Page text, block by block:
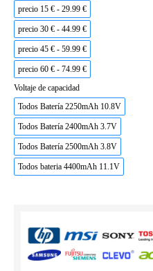
precio 15 € - 29.99 €
precio 30 € - 44.99 €
precio 45 € - 59.99 €
precio 60 € - 74.99 €
Voltaje de capacidad
Todos Batería 2250mAh 10.8V
Todos Batería 2400mAh 3.7V
Todos Batería 2500mAh 3.8V
Todos bateria 4400mAh 11.1V